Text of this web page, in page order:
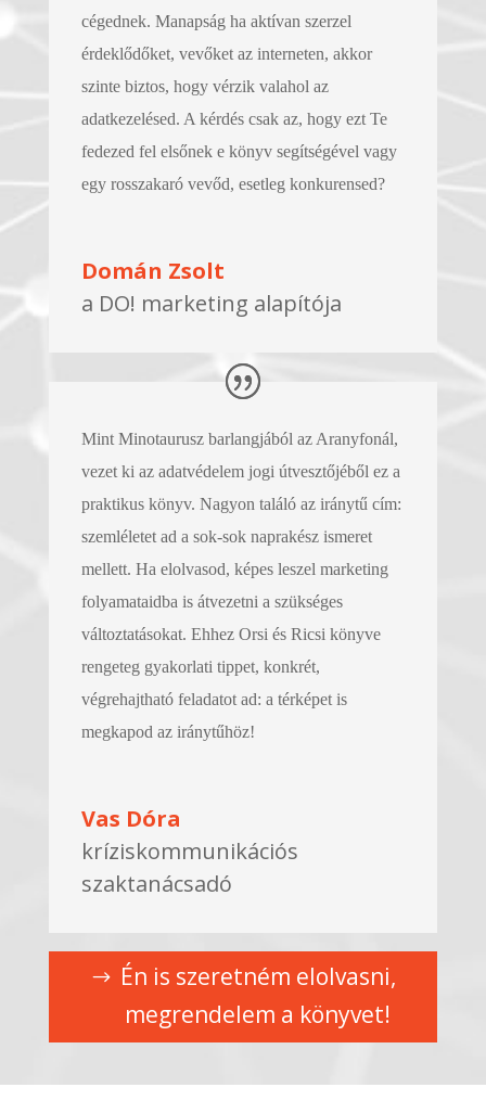
cégednek. Manapság ha aktívan szerzel
érdeklődőket, vevőket az interneten, akkor
szinte biztos, hogy vérzik valahol az
adatkezelésed. A kérdés csak az, hogy ezt Te
fedezed fel elsőnek e könyv segítségével vagy
egy rosszakaró vevőd, esetleg konkurensed?
Domán Zsolt
a DO! marketing alapítója
Mint Minotaurusz barlangjából az Aranyfonál,
vezet ki az adatvédelem jogi útvesztőjéből ez a
praktikus könyv. Nagyon találó az iránytű cím:
szemléletet ad a sok-sok naprakész ismeret
mellett. Ha elolvasod, képes leszel marketing
folyamataidba is átvezetni a szükséges
változtatásokat. Ehhez Orsi és Ricsi könyve
rengeteg gyakorlati tippet, konkrét,
végrehajtható feladatot ad: a térképet is
megkapod az iránytűhöz!
Vas Dóra
kríziskommunikációs
szaktanácsadó
Én is szeretném elolvasni,
megrendelem a könyvet!